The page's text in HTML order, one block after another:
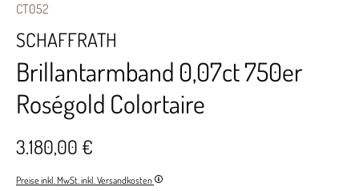
CT052
SCHAFFRATH
Brillantarmband 0,07ct 750er
Roségold Colortaire
3.180,00 €
Preise inkl. MwSt. inkl. Versandkosten